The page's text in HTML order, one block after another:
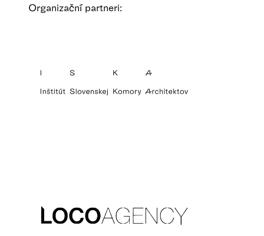
Organizační partneri: